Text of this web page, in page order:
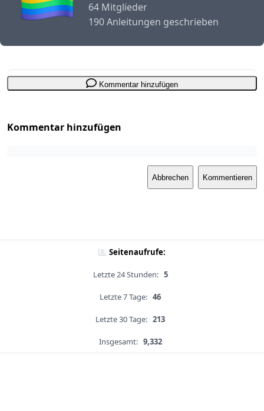
64 Mitglieder
190 Anleitungen geschrieben
Kommentar hinzufügen
Kommentar hinzufügen
Abbrechen Kommentieren
Seitenaufrufe:
Letzte 24 Stunden: 5
Letzte 7 Tage: 46
Letzte 30 Tage: 213
Insgesamt: 9,332